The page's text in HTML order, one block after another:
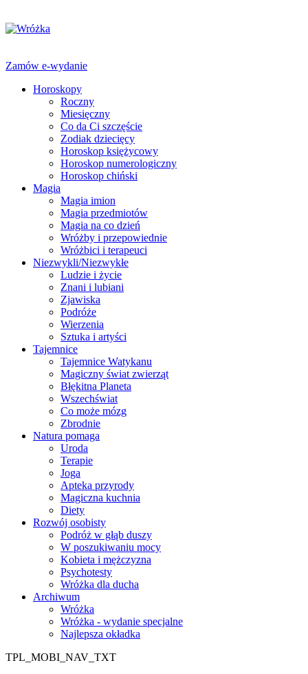
Zamów e-wydanie
Horoskopy
Roczny
Miesięczny
Co da Ci szczęście
Zodiak dziecięcy
Horoskop księżycowy
Horoskop numerologiczny
Horoskop chiński
Magia
Magia imion
Magia przedmiotów
Magia na co dzień
Wróżby i przepowiednie
Wróżbici i terapeuci
Niezwykli/Niezwykłe
Ludzie i życie
Znani i lubiani
Zjawiska
Podróże
Wierzenia
Sztuka i artyści
Tajemnice
Tajemnice Watykanu
Magiczny świat zwierząt
Błękitna Planeta
Wszechświat
Co może mózg
Zbrodnie
Natura pomaga
Uroda
Terapie
Joga
Apteka przyrody
Magiczna kuchnia
Diety
Rozwój osobisty
Podróż w głąb duszy
W poszukiwaniu mocy
Kobieta i mężczyzna
Psychotesty
Wróżka dla ducha
Archiwum
Wróżka
Wróżka - wydanie specjalne
Najlepsza okładka
TPL_MOBI_NAV_TXT